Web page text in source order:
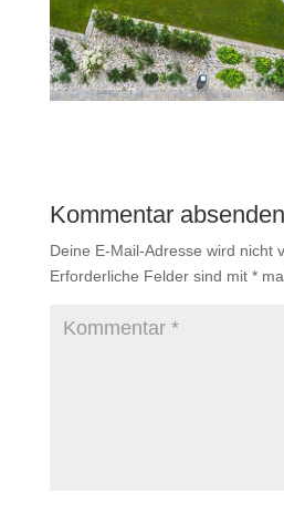
Kommentar absenden
Deine E-Mail-Adresse wird nicht
Erforderliche Felder sind mit *